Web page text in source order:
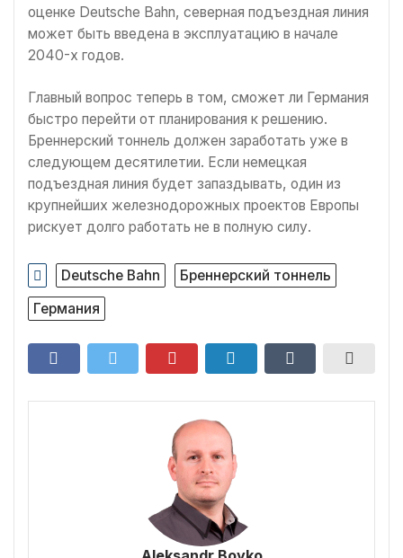
оценке Deutsche Bahn, северная подъездная линия
может быть введена в эксплуатацию в начале
2040-х годов.
Главный вопрос теперь в том, сможет ли Германия
быстро перейти от планирования к решению.
Бреннерский тоннель должен заработать уже в
следующем десятилетии. Если немецкая
подъездная линия будет запаздывать, один из
крупнейших железнодорожных проектов Европы
рискует долго работать не в полную силу.
Deutsche Bahn
Бреннерский тоннель
Германия